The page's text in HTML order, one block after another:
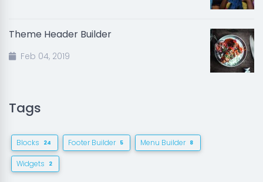
Theme Header Builder
Feb 04, 2019
Tags
Blocks 24 Footer Builder 5 Menu Builder 8
Widgets 2